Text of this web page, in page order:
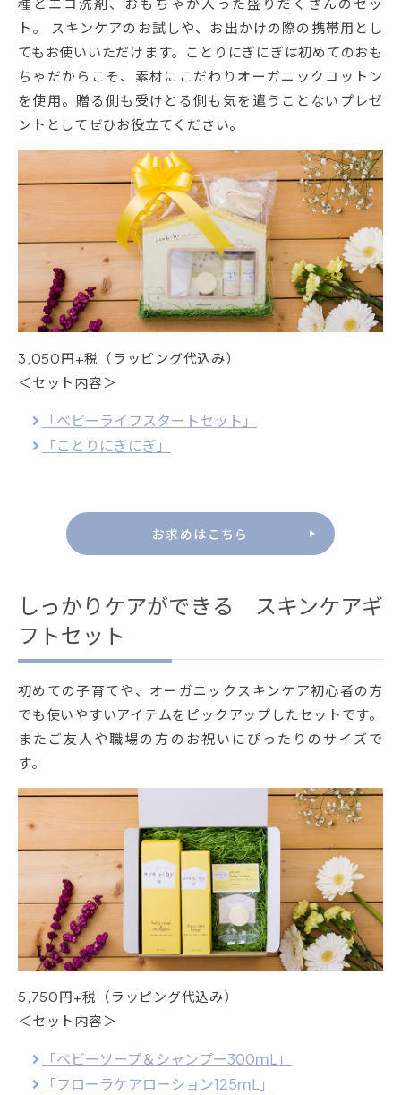
ト。 スキンケアのお試しや、お出かけの際の携帯用とし
てもお使いいただけます。ことりにぎにぎは初めてのおも
ちゃだからこそ、素材にこだわりオーガニックコットン
を使用。贈る側も受けとる側も気を遣うことないプレゼ
ントとしてぜひお役立てください。
3,050円+税（ラッピング代込み）
＜セット内容＞
「ベビーライフスタートセット」
「ことりにぎにぎ」
お求めはこちら
しっかりケアができる スキンケアギ
フトセット
初めての子育てや、オーガニックスキンケア初心者の方
でも使いやすいアイテムをピックアップしたセットです。
またご友人や職場の方のお祝いにぴったりのサイズで
す。
5,750円+税（ラッピング代込み）
＜セット内容＞
「ベビーソープ＆シャンプー300ｍL」
「フローラケアローション125ｍL」